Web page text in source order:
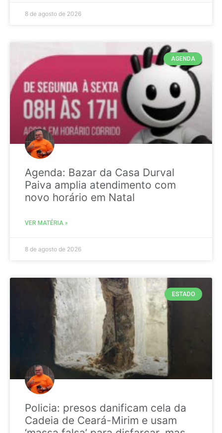
8 de agosto de 2026
AGENDA
Agenda: Bazar da Casa Durval
Paiva amplia atendimento com
novo horário em Natal
VER MATÉRIA »
8 de agosto de 2026
ESTADO
Policia: presos danificam cela da
Cadeia de Ceará-Mirim e usam